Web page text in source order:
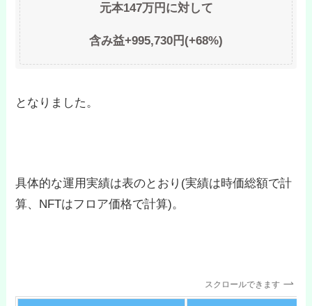
元本147万円に対して
含み益+995,730円(+68%)
となりました。
具体的な運用実績は表のとおり(実績は時価総額で計
算、NFTはフロア価格で計算)。
スクロールできます